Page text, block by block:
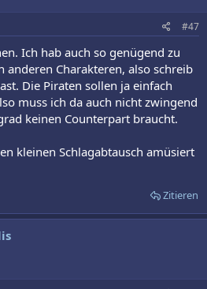
#47
Ich hab auch so genügend zu
anderen Charakteren, also schreib
Die Piraten sollen ja einfach
muss ich da auch nicht zwingend
keinen Counterpart braucht.
kleinen Schlagabtausch amüsiert
Zitieren